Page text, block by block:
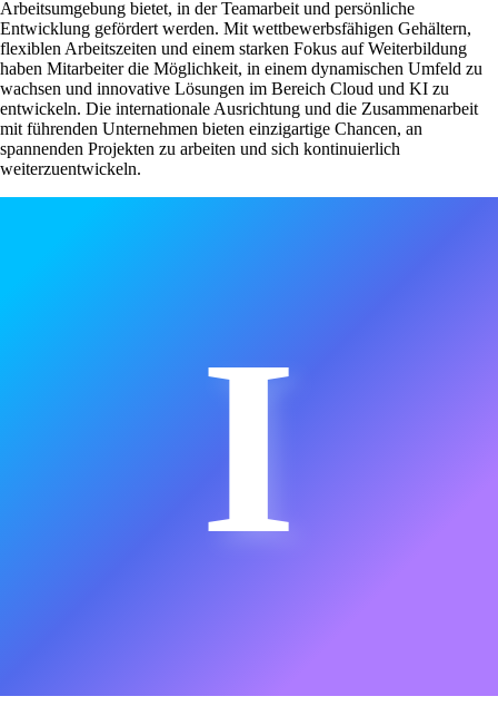
Arbeitsumgebung bietet, in der Teamarbeit und persönliche
Entwicklung gefördert werden. Mit wettbewerbsfähigen Gehältern,
flexiblen Arbeitszeiten und einem starken Fokus auf Weiterbildung
haben Mitarbeiter die Möglichkeit, in einem dynamischen Umfeld zu
wachsen und innovative Lösungen im Bereich Cloud und KI zu
entwickeln. Die internationale Ausrichtung und die Zusammenarbeit
mit führenden Unternehmen bieten einzigartige Chancen, an
spannenden Projekten zu arbeiten und sich kontinuierlich
weiterzuentwickeln.
I